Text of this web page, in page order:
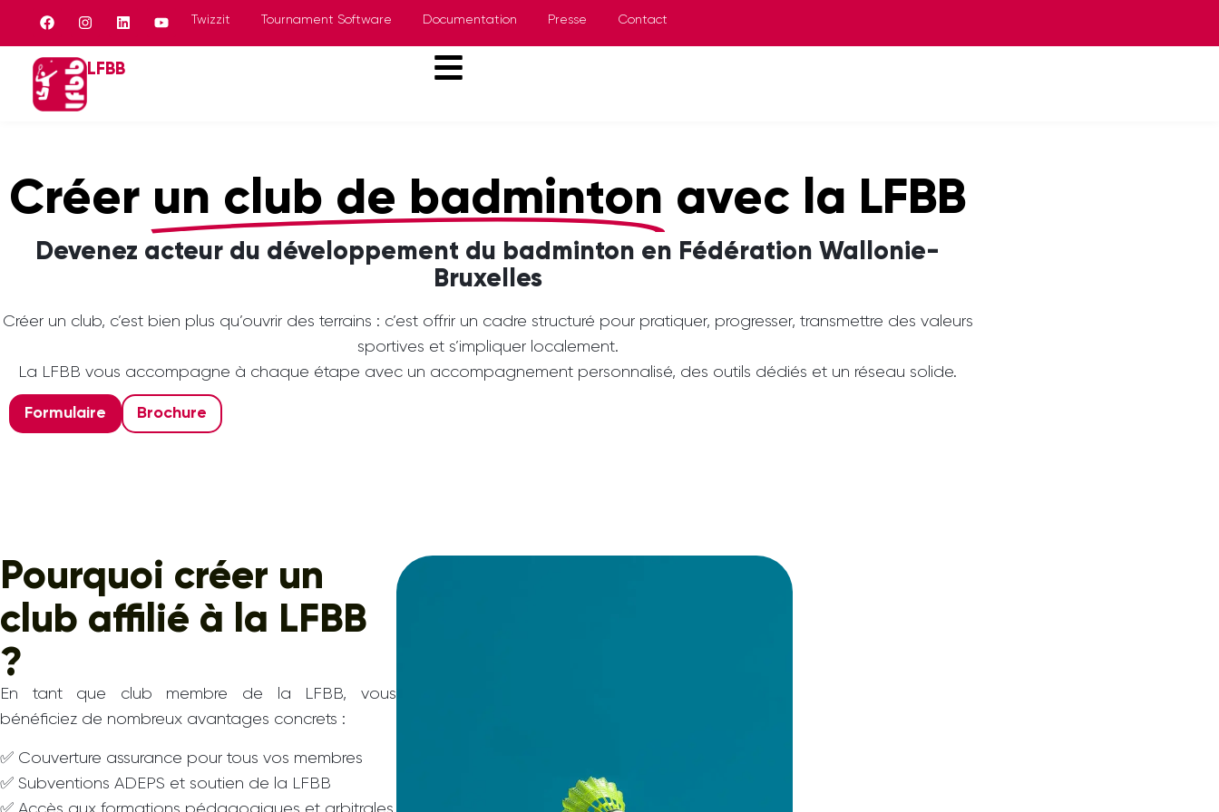
Panneau de gestion des cookies
Twizzit Tournament Software Documentation Presse Contact
LFBB
Créer un club de badminton avec la LFBB
Devenez acteur du développement du badminton en Fédération Wallonie-
Bruxelles
Créer un club, c’est bien plus qu’ouvrir des terrains : c’est offrir un cadre structuré pour pratiquer, progresser, transmettre des valeurs
sportives et s’impliquer localement.
La LFBB vous accompagne à chaque étape avec un accompagnement personnalisé, des outils dédiés et un réseau solide.
Formulaire Brochure
Pourquoi créer un
club affilié à la LFBB
?
En tant que club membre de la LFBB, vous
bénéficiez de nombreux avantages concrets :
✅ Couverture assurance pour tous vos membres
✅ Subventions ADEPS et soutien de la LFBB